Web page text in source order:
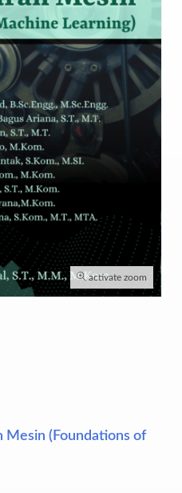
activate zoom
Mesin (Foundations of